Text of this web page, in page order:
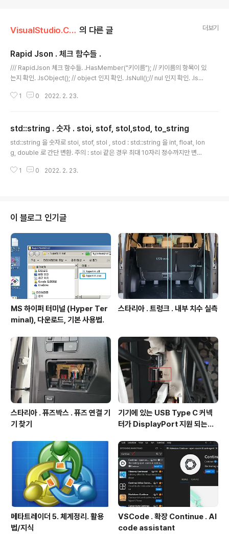
VisualStudio.C++.C#/코딩팁,함수활용,단편 의 다른 글 더보기
Rapid Json . 체크 함수들 .
/// RapidJson 체크 함수들. .HasMember("키이름"); // 키이름의 항목이 있
는지 확인. .IsObject(); // object 인지 확인. .IsNull();// nul 인지 확인. .IsSt
자인지 확인. .IsInt(); // 정수인지 확인. .IsDouble(); // double 인지 확인. 첫
1 0 2022. 2. 23.
std::string . 숫자 . stoi, stof, stol,stod, to_string
std::string 을 숫자로 stoi, stof, stol , stod : std::string 을 int, float, lon
g, double 로 간단 변환. 주의 : stoi 같은 경우 최대 10자리 정수까지만 변환
ing my_str_i2 = "1234567890123456"; int i = std::stoi(my_str_i); //
1 0 2022. 2. 23.
이 블로그 인기글
MS 하이퍼 터미널 (Hyper Ter
minal), 다운로드, 기본 사용법.
스타리아 . 트렁크 . 내부 치수 실측
스타리아 . 퓨즈박스 . 퓨즈 연결 기
기 찾기
기기에 있는 USB Type C 커넥
터가 DisplayPort 지원 되는지
메타트레이더 5. 체계정리. 활용
법/지식
VSCode . 확장 Continue . AI
code assistant